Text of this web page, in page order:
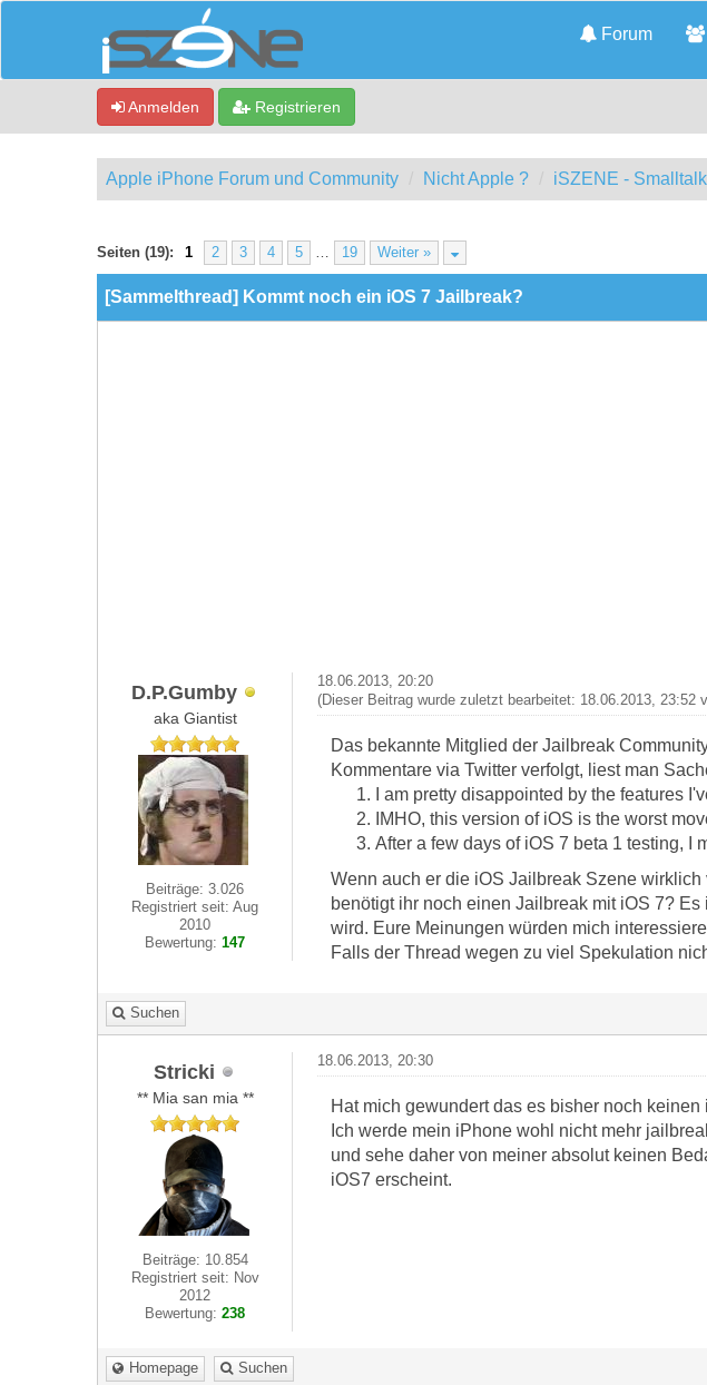
Forum
Anmelden Registrieren
Apple iPhone Forum und Community Nicht Apple ? iSZENE - Smalltalk
Seiten (19): 1 2 3 4 5 19 Weiter »
- 0 im Durchschnitt
[Sammelthread] Kommt noch ein iOS 7 Jailbreak?
D.P.Gumby
aka Giantist
Beiträge: 3.026
Registriert seit: Aug
2010
Bewertung:147
18.06.2013, 20:20
(Dieser Beitrag wurde zuletzt bearbeitet: 18.06.2013, 23:52
Das bekannte Mitglied der Jailbreak
Kommentare via Twitter verfolgt, liest man
I am pretty disappointed by the features
IMHO, this version of iOS is the worst
After a few days of iOS 7 beta 1 testing, I
Wenn auch er die iOS Jailbreak Szene
benötigt ihr noch einen Jailbreak mit iOS 7?
wird. Eure Meinungen würden mich
Falls der Thread wegen zu viel Spekulation
Suchen
Stricki
** Mia san mia **
Beiträge: 10.854
Registriert seit: Nov
2012
Bewertung:238
18.06.2013, 20:30
Hat mich gewundert das es bisher noch
Ich werde mein iPhone wohl nicht mehr
und sehe daher von meiner absolut keinen
iOS7 erscheint.
Homepage Suchen